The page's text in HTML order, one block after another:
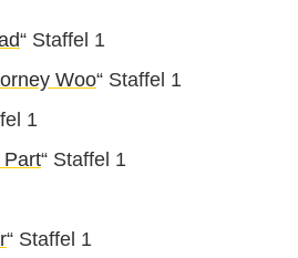
“ Staffel 1
Woo“ Staffel 1
1
Part“ Staffel 1
“ Staffel 1